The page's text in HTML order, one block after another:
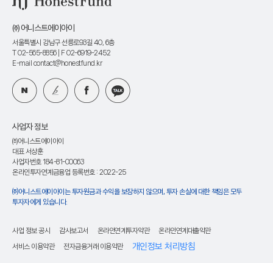
㈜ 어니스트에이아이
서울특별시 강남구 선릉로93길 40, 6층
T 02-565-8856| F 02-6919-2452
E-mail contact@honestfund.kr
사업자 정보
㈜어니스트에이아이
대표 서상훈
사업자번호 184-81-00063
온라인투자연계금융업 등록번호 : 2022-25
㈜어니스트에이아이는 투자원금과 수익을 보장하지 않으며, 투자 손실에 대한 책임은 모두
투자자에게 있습니다.
사업 정보 공시 감사보고서 온라인연계투자약관
온라인연계대출약관
서비스 이용약관
전자금융거래 이용약관 개인정보 처리방침